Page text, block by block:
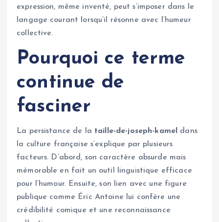
expression, même inventé, peut s’imposer dans le
langage courant lorsqu’il résonne avec l’humeur
collective.
Pourquoi ce terme
continue de
fasciner
La persistance de la taille-de-joseph-kamel
dans
la culture française s’explique par plusieurs
facteurs. D’abord, son caractère absurde mais
mémorable en fait un outil linguistique efficace
pour l’humour. Ensuite, son lien avec une figure
publique comme Éric Antoine lui confère une
crédibilité comique et une reconnaissance